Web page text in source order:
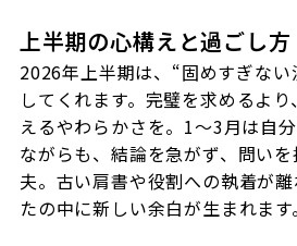
上半期の心構えと過ごし方
2026年上半期は、“固めすぎない
してくれます。完璧を求めるよ
えるやわらかさを。1〜3月は自
ながらも、結論を急がず、問い
夫。古い肩書や役割への執着が
たの中に新しい余白が生まれます。